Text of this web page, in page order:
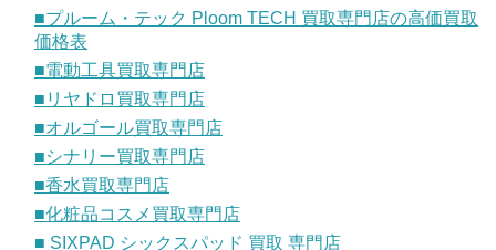
■プルーム・テック Ploom TECH 買取専門店の高価買取
価格表
■電動工具買取専門店
■リヤドロ買取専門店
■オルゴール買取専門店
■シナリー買取専門店
■香水買取専門店
■化粧品コスメ買取専門店
■ SIXPAD シックスパッド 買取 専門店